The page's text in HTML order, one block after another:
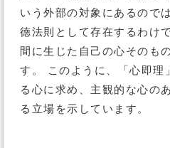
いう外部の対象にあるので
徳法則として存在するわけ
間に生じた自己の心そのも
す。 このように、「心即理
る心に求め、主観的な心の
る立場を示しています。